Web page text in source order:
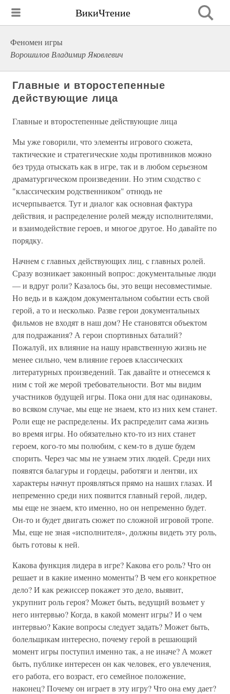
ВикиЧтение
Феномен игры
Ворошилов Владимир Яковлевич
Главные и второстепенные
действующие лица
Главные и второстепенные действующие лица
Мы уже говорили, что элементы игрового сюжета,
тактические и стратегические ходы противников можно
без труда отыскать как в игре, так и в любом серьезном
драматургическом произведении. Но этим сходство с
"классическим родственником" отнюдь не
исчерпывается. Тут и диалог как основная фактура
действия, и распределение ролей между исполнителями,
и взаимодействие героев, и многое другое. Но давайте по
порядку.
Начнем с главных действующих лиц, с главных ролей.
Сразу возникает законный вопрос: документальные люди
— и вдруг роли? Казалось бы, это вещи несовместимые.
Но ведь и в каждом документальном событии есть свой
герой, а то и несколько. Разве герои документальных
фильмов не входят в наш дом? Не становятся объектом
для подражания? А герои спортивных баталий?
Пожалуй, их влияние на нашу нравственную жизнь не
менее сильно, чем влияние героев классических
литературных произведений. Так давайте и отнесемся к
ним с той же мерой требовательности. Вот мы видим
участников будущей игры. Пока они для нас одинаковы,
во всяком случае, мы еще не знаем, кто из них кем станет.
Роли еще не распределены. Их распределит сама жизнь
во время игры. Но обязательно кто-то из них станет
героем, кого-то мы полюбим, с кем-то в душе будем
спорить. Через час мы не узнаем этих людей. Среди них
появятся балагуры и гордецы, работяги и лентяи, их
характеры начнут проявляться прямо на наших глазах. И
непременно среди них появится главный герой, лидер,
мы еще не знаем, кто именно, но он непременно будет.
Он-то и будет двигать сюжет по сложной игровой тропе.
Мы, еще не зная «исполнителя», должны видеть эту роль,
быть готовы к ней.
Какова функция лидера в игре? Какова его роль? Что он
решает и в какие именно моменты? В чем его конкретное
дело? И как режиссер покажет это дело, выявит,
укрупнит роль героя? Может быть, ведущий возьмет у
него интервью? Когда, в какой момент игры? И о чем
интервью? Какие вопросы следует задать? Может быть,
болельщикам интересно, почему герой в решающий
момент игры поступил именно так, а не иначе? А может
быть, публике интересен он как человек, его увлечения,
его работа, его возраст, его семейное положение,
наконец? Почему он играет в эту игру? Что она ему дает?